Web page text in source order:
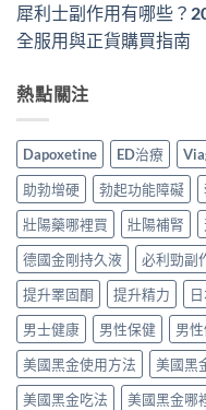
犀利士副作用有哪些？
全服用與正貨購買指南
熱點關注
Dapoxetine ED治療
助勃增硬
勃起功能障礙
壯陽藥哪裡買
壯陽補腎
德國金剛持久液
必利勁副
提升睪固酮
提升精力
男士健康
男性保健 男
美國黑金使用方法
美國黑
美國黑金吃法
美國黑金哪